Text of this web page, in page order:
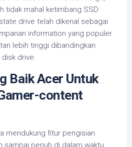
tidak mahal ketimbang SSD
drive telah dikenal sebagai
information yang populer
lebih tinggi dibandingkan
disk drive.
Baik Acer Untuk
content
mendukung fitur pengisian
sampai penuh di dalam waktu